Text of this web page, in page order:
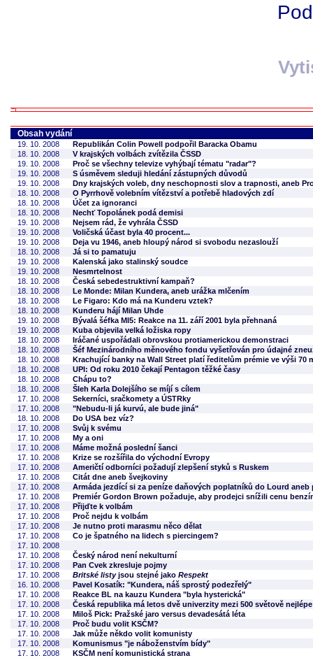
Obsah vydání
19. 10. 2008
Republikán Colin Powell podpořil Baracka Obamu
18. 10. 2008
V krajských volbách zvítězila ČSSD
19. 10. 2008
Proč se všechny televize vyhýbají tématu "radar"?
19. 10. 2008
S úsměvem sleduji hledání zástupných důvodů
19. 10. 2008
Dny krajských voleb, dny neschopnosti slov a trapnosti, aneb
18. 10. 2008
O Pyrrhově volebním vítězství a potřebě hladových zdí
18. 10. 2008
Účet za ignoranci
18. 10. 2008
Nechť Topolánek podá demisi
19. 10. 2008
Nejsem rád, že vyhrála ČSSD
19. 10. 2008
Voličská účast byla 40 procent...
19. 10. 2008
Deja vu 1946, aneb hloupý národ si svobodu nezaslouží
18. 10. 2008
Já si to pamatuju
19. 10. 2008
Kalenská jako stalinský soudce
19. 10. 2008
Nesmrtelnost
18. 10. 2008
Česká sebedestruktivní kampaň?
18. 10. 2008
Le Monde: Milan Kundera, aneb urážka mlčením
18. 10. 2008
Le Figaro: Kdo má na Kunderu vztek?
18. 10. 2008
Kunderu hájí Milan Uhde
19. 10. 2008
Bývalá šéfka MI5: Reakce na 11. září 2001 byla přehnaná
19. 10. 2008
Kuba objevila velká ložiska ropy
18. 10. 2008
Iráčané uspořádali obrovskou protiamerickou demonstraci
18. 10. 2008
Šéf Mezinárodního měnového fondu vyšetřován pro údajné
18. 10. 2008
Krachující banky na Wall Street platí ředitelům prémie ve výši 70
18. 10. 2008
UPI: Od roku 2010 čekají Pentagon těžké časy
18. 10. 2008
Chápu to?
18. 10. 2008
Šleh Karla Dolejšího se míjí s cílem
17. 10. 2008
Sekerníci, sračkomety a ÚSTRky
17. 10. 2008
"Nebudu-li já kurvú, ale bude jiná"
18. 10. 2008
Do USA bez víz?
17. 10. 2008
Svůj k svému
17. 10. 2008
My a oni
17. 10. 2008
Máme možná poslední šanci
17. 10. 2008
Krize se rozšířila do východní Evropy
17. 10. 2008
Američtí odborníci požadují zlepšení styků s Ruskem
17. 10. 2008
Citát dne aneb švejkoviny
17. 10. 2008
Armáda jezdící si za peníze daňových poplatníků do Lourd
17. 10. 2008
Premiér Gordon Brown požaduje, aby prodejci snížili cenu
17. 10. 2008
Přijďte k volbám
17. 10. 2008
Proč nejdu k volbám
17. 10. 2008
Je nutno proti marasmu něco dělat
17. 10. 2008
Co je špatného na lidech s piercingem?
17. 10. 2008
17. 10. 2008
Český národ není nekulturní
17. 10. 2008
Pan Cvek zkresluje pojmy
17. 10. 2008
Britské listyjsou stejné jako Respekt
16. 10. 2008
Pavel Kosatík: "Kundera, náš sprostý podezřelý"
17. 10. 2008
Reakce BL na kauzu Kundera "byla hysterická"
17. 10. 2008
Česká republika má letos dvě univerzity mezi 500 světově
17. 10. 2008
Miloš Pick: Pražské jaro versus devadesátá léta
17. 10. 2008
Proč budu volit KSČM?
17. 10. 2008
Jak může někdo volit komunisty
17. 10. 2008
Komunismus "je náboženstvím bídy"
17. 10. 2008
KSČM není komunistická strana